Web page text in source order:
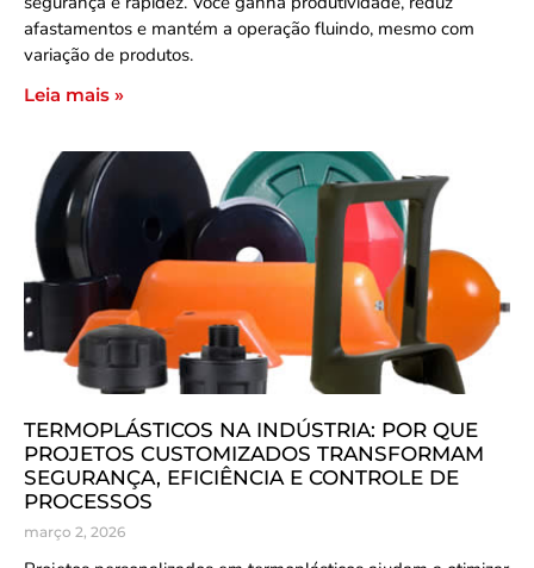
afastamentos e mantém a operação fluindo, mesmo com
variação de produtos.
Leia mais »
TERMOPLÁSTICOS NA INDÚSTRIA: POR QUE
PROJETOS CUSTOMIZADOS TRANSFORMAM
SEGURANÇA, EFICIÊNCIA E CONTROLE DE
PROCESSOS
março 2, 2026